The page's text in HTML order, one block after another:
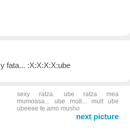
fata... :X:X:X:X:ube
sexy ratza. ube ratza mea
mumoasa... ube molt... mult ube
ubeeee te amo musho
next picture